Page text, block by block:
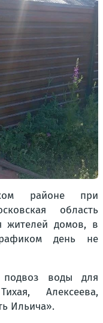
районе при
область
жителей домов, в
день не
подвоз воды для
Алексеева,
Ильича».